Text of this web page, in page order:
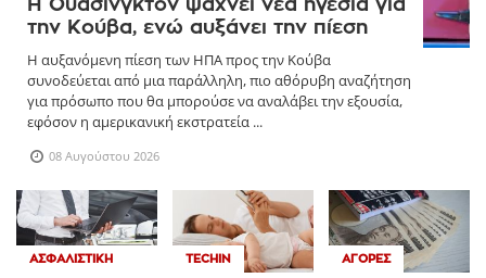
Η Ουάσινγκτον ψάχνει νέα ηγεσία για
την Κούβα, ενώ αυξάνει την πίεση
Η αυξανόμενη πίεση των ΗΠΑ προς την Κούβα
συνοδεύεται από μια παράλληλη, πιο αθόρυβη αναζήτηση
για πρόσωπο που θα μπορούσε να αναλάβει την εξουσία,
εφόσον η αμερικανική εκστρατεία ...
08 Αυγούστου 2026
ΑΣΦΑΛΙΣΤΙΚΉ TECHIN ΑΓΟΡΈΣ